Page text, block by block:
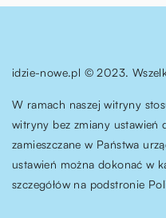
idzie-nowe.pl © 2023.
W ramach naszej witryny
witryny bez zmiany ustawień
zamieszczane w Państwa
ustawień można dokonać w
szczegółów na podstronie